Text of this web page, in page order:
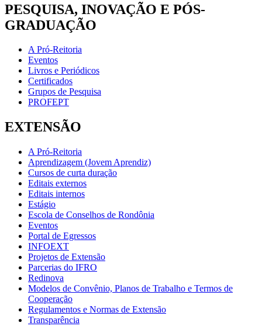
PESQUISA, INOVAÇÃO E PÓS-
GRADUAÇÃO
A Pró-Reitoria
Eventos
Livros e Periódicos
Certificados
Grupos de Pesquisa
PROFEPT
EXTENSÃO
A Pró-Reitoria
Aprendizagem (Jovem Aprendiz)
Cursos de curta duração
Editais externos
Editais internos
Estágio
Escola de Conselhos de Rondônia
Eventos
Portal de Egressos
INFOEXT
Projetos de Extensão
Parcerias do IFRO
Redinova
Modelos de Convênio, Planos de Trabalho e Termos de
Cooperação
Regulamentos e Normas de Extensão
Transparência